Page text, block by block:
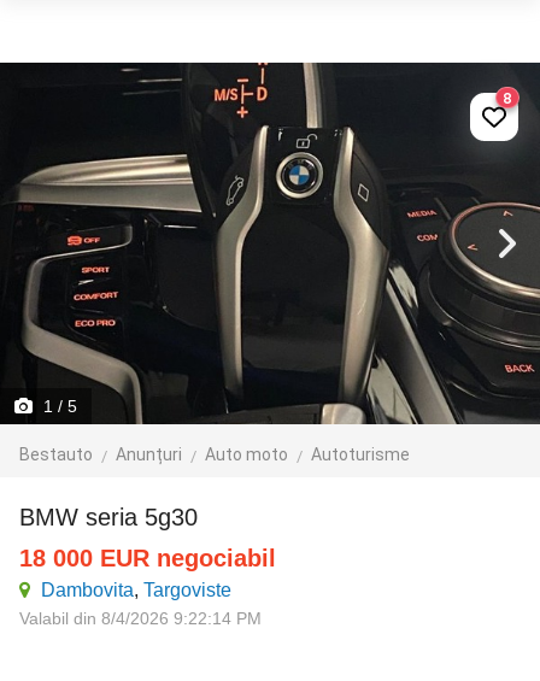
1 / 5
Bestauto Anunțuri Auto moto Autoturisme
8
BMW seria 5g30
18 000 EUR negociabil
Dambovita, Targoviste
Valabil din 8/4/2026 9:22:14 PM